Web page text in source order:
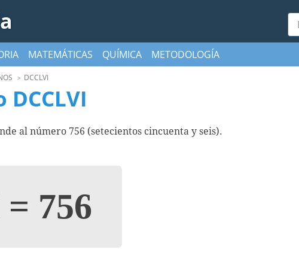
MATEMÁTICAS QUÍMICA METODOLOGÍA
DCCLVI
al número 756 (setecientos cincuenta y seis).
= 756